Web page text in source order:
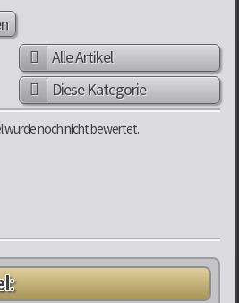
Alle Artikel
Diese Kategorie
wurde noch nicht bewertet.